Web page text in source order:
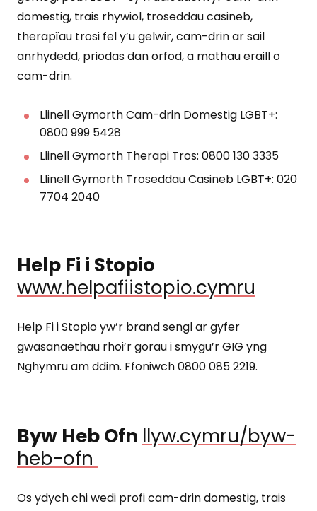
domestig, trais rhywiol, troseddau casineb,
therapïau trosi fel y’u gelwir, cam-drin ar sail
anrhydedd, priodas dan orfod, a mathau eraill o
cam-drin.
Llinell Gymorth Cam-drin Domestig LGBT+:
0800 999 5428
Llinell Gymorth Therapi Tros: 0800 130 3335
Llinell Gymorth Troseddau Casineb LGBT+: 020
7704 2040
Help Fi i Stopio
www.helpafiistopio.cymru
Help Fi i Stopio yw’r brand sengl ar gyfer
gwasanaethau rhoi’r gorau i smygu’r GIG yng
Nghymru am ddim. Ffoniwch 0800 085 2219.
Byw Heb Ofn llyw.cymru/byw-
heb-ofn
Os ydych chi wedi profi cam-drin domestig, trais